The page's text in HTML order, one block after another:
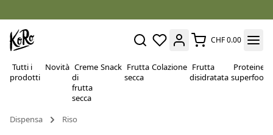
CHF 0.00
Tutti i
prodotti
Novità Creme
di
frutta
secca
Snack Frutta
secca
Colazione Frutta
disidratata
Proteine e
superfood
Dispensa Riso